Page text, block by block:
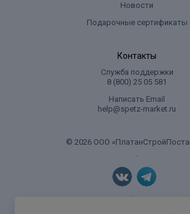
Новости
Подарочные сертификаты
Контакты
Служба поддержки
8 (800) 25 05 581
Написать Email
help@spetz-market.ru
© 2026 ООО
.
Политика